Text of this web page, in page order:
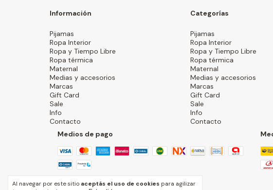
Al navegar por este sitio aceptás el uso de cookies para agilizar
Información
Pijamas
Ropa Interior
Ropa y Tiempo Libre
Ropa térmica
Maternal
Medias y accesorios
Marcas
Gift Card
Sale
Info
Contacto
Categorías
Pijamas
Ropa Interior
Ropa y Tiempo Libre
Ropa térmica
Maternal
Medias y accesorios
Marcas
Gift Card
Sale
Info
Contacto
Medios de pago